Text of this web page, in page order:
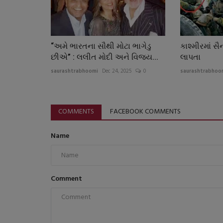
“અમે ભારતના સૌથી મોટા ભાગેડુ
છીએ” : લલીત મોદી અને વિજય...
saurashtrabhoomi Dec 24, 2025 0
કાશ્મીરમાં
લાપતા
COMMENTS FACEBOOK COMMENTS
Name
Comment